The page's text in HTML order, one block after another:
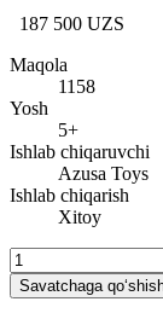
187 500 UZS
Maqola
1158
Yosh
5+
Ishlab chiqaruvchi
Azusa Toys
Ishlab chiqarish
Xitoy
Savatchaga